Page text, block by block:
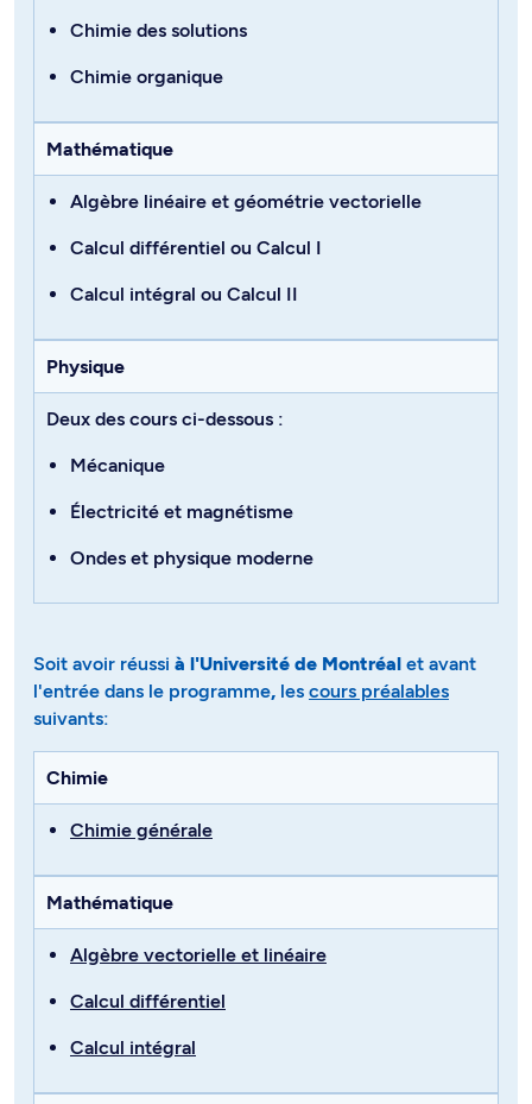
Chimie des solutions
Chimie organique
Mathématique
Algèbre linéaire et géométrie vectorielle
Calcul différentiel ou Calcul I
Calcul intégral ou Calcul II
Physique
Deux des cours ci-dessous :
Mécanique
Électricité et magnétisme
Ondes et physique moderne
Soit avoir réussi à l'Université de Montréal et avant
l'entrée dans le programme, les cours préalables
suivants:
Chimie
Chimie générale
Mathématique
Algèbre vectorielle et linéaire
Calcul différentiel
Calcul intégral